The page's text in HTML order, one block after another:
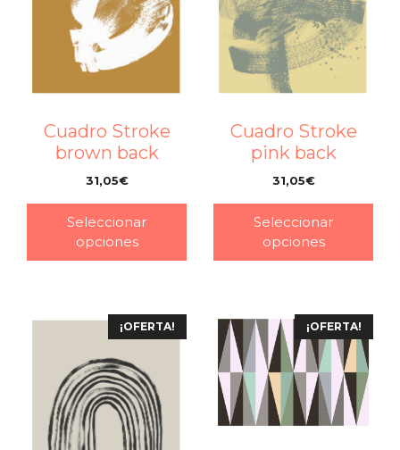
Cuadro Stroke
brown back
31,05€
Seleccionar
opciones
Cuadro Stroke
pink back
31,05€
Seleccionar
opciones
¡OFERTA! ¡OFERTA!